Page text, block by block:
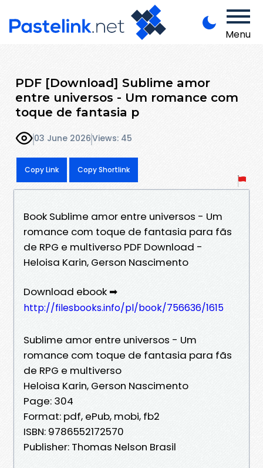
Menu
PDF [Download] Sublime amor
entre universos - Um romance com
toque de fantasia p
03 June 2026Views: 45
Copy Link Copy Shortlink
Book Sublime amor entre universos - Um
romance com toque de fantasia para fãs
de RPG e multiverso PDF Download -
Heloisa Karin, Gerson Nascimento
Download ebook ➡
http://filesbooks.info/pl/book/756636/1615
Sublime amor entre universos - Um
romance com toque de fantasia para fãs
de RPG e multiverso
Heloisa Karin, Gerson Nascimento
Page: 304
Format: pdf, ePub, mobi, fb2
ISBN: 9786552172570
Publisher: Thomas Nelson Brasil